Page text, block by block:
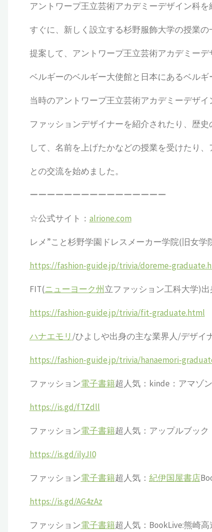
アントワープ王立芸術アカデミーデザイン科
すぐに、新しく設立する杉野服飾大学の授業
提案して、アントワープ王立芸術アカデミーデ
ベルギーのベルギー大使館と日本にあるベルギ
当時のアントワープ王立芸術アカデミーデザ
ファッションデザイナーを紹介されたり、歴
して、名前を上げたかなどの授業を受けたり
との交流を始めました。
ーーーーーーーーーーーーーーーー
☆公式サイト： alrione.com
レメ”こと杉野学園ドレスメーカー学院(旧女学
https://fashion-guide.jp/trivia/doreme-
FIT(ニューヨーク州 立ファッション工科大学)
https://fashion-guide.jp/trivia/fit-graduate.html
ハナエモリ /ひよしや出身の主な業界人/デザイ
https://fashion-guide.jp/trivia/hanaemori-
ファッション電子書籍超人気：kinde：アマゾ
https://is.gd/fTZdll
ファッション電子書籍超人気：アップルブック
https://is.gd/ilyJI0
ファッション電子書籍超人気： 紀伊国屋書店
https://is.gd/AG4zAz
ファッション電子書籍超人気：BookLive:熊崎高